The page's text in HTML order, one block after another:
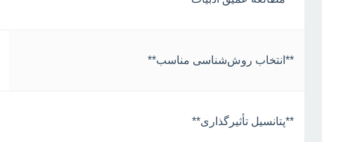
**انتخاب روش‌شناسی مناسب**
**پتانسیل تأثیرگذاری**